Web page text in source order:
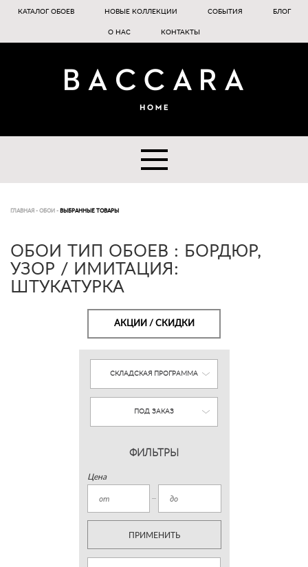
КАТАЛОГ ОБОЕВ НОВЫЕ КОЛЛЕКЦИИ СОБЫТИЯ БЛОГ
О НАС КОНТАКТЫ
ГЛАВНАЯ - ОБОИ - ВЫБРАННЫЕ ТОВАРЫ
ОБОИ ТИП ОБОЕВ : БОРДЮР,
УЗОР / ИМИТАЦИЯ:
ШТУКАТУРКА
АКЦИИ / СКИДКИ
СКЛАДСКАЯ ПРОГРАММА
ПОД ЗАКАЗ
ФИЛЬТРЫ
Цена
ПРИМЕНИТЬ